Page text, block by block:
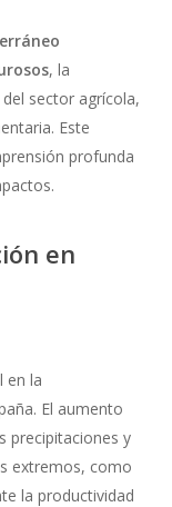
, la
sector agrícola,
Este
profunda
en
en la
El aumento
precipitaciones y
extremos, como
la productividad